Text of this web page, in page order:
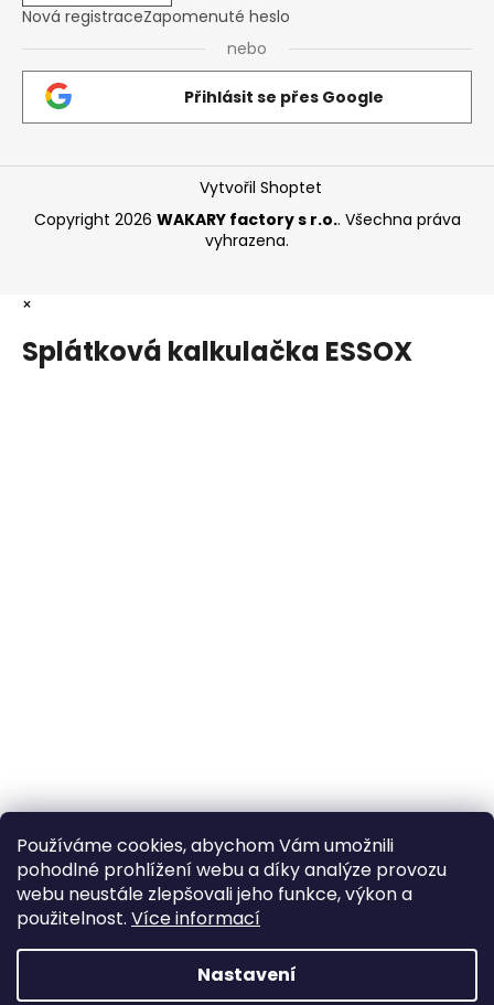
Používáme cookies, abychom Vám umožnili
pohodlné prohlížení webu a díky analýze provozu
webu neustále zlepšovali jeho funkce, výkon a
použitelnost. Více informací
Nastavení
Nová registraceZapomenuté heslo
nebo
Přihlásit se přes Google
Vytvořil Shoptet
Copyright 2026 WAKARY factory s r.o.. Všechna práva
vyhrazena.
×
Splátková kalkulačka ESSOX